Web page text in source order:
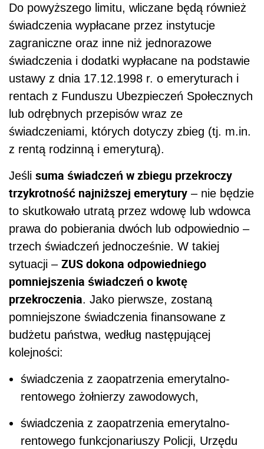
Do powyższego limitu, wliczane będą również
świadczenia wypłacane przez instytucje
zagraniczne oraz inne niż jednorazowe
świadczenia i dodatki wypłacane na podstawie
ustawy z dnia 17.12.1998 r. o emeryturach i
rentach z Funduszu Ubezpieczeń Społecznych
lub odrębnych przepisów wraz ze
świadczeniami, których dotyczy zbieg (tj. m.in.
z rentą rodzinną i emeryturą).
Jeśli suma świadczeń w zbiegu przekroczy
trzykrotność najniższej emerytury – nie będzie
to skutkowało utratą przez wdowę lub wdowca
prawa do pobierania dwóch lub odpowiednio –
trzech świadczeń jednocześnie. W takiej
sytuacji – ZUS dokona odpowiedniego
pomniejszenia świadczeń o kwotę
przekroczenia. Jako pierwsze, zostaną
pomniejszone świadczenia finansowane z
budżetu państwa, według następującej
kolejności:
świadczenia z zaopatrzenia emerytalno-
rentowego żołnierzy zawodowych,
świadczenia z zaopatrzenia emerytalno-
rentowego funkcjonariuszy Policji, Urzędu